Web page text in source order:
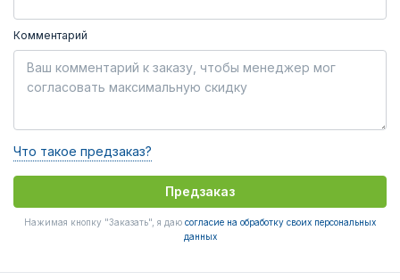
Комментарий
Что такое предзаказ?
Предзаказ
Нажимая кнопку "Заказать", я даю согласие на обработку своих персональных
данных